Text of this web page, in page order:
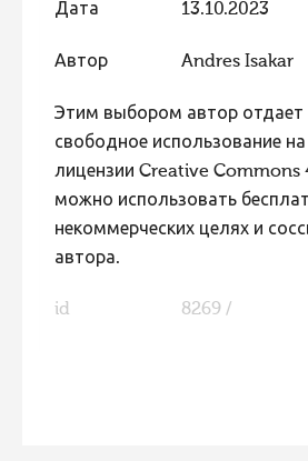
Дата 13.10.2023
Автор Andres Isakar
Этим выбором автор
свободное использование
лицензии Creative Commons
можно использовать
некоммерческих целях и
автора.
id 8269 /